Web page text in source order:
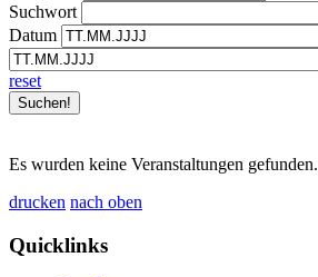
Suchwort
Datum
reset
Es wurden keine Veranstaltungen gefunden.
drucken nach oben
Quicklinks